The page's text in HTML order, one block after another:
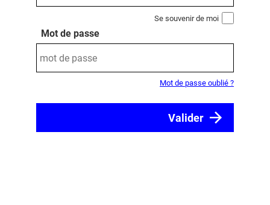
Se souvenir de moi
Mot de passe
Mot de passe oublié ?